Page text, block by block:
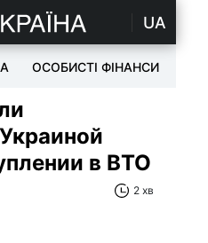
UA
ОСОБИСТІ ФІНАНСИ
в ВТО
2 хв